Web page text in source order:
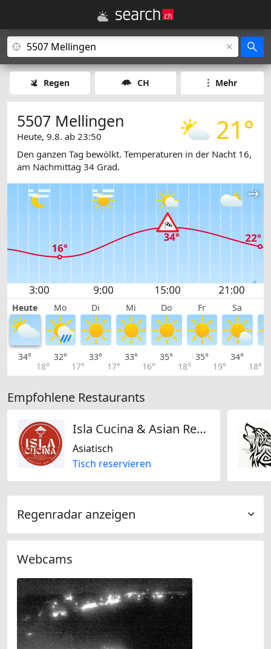
Regen CH Mehr
21°
5507 Mellingen
Heute, 9.8. ab 23:50
Den ganzen Tag bewölkt. Temperaturen in der Nacht 16,
am Nachmittag 34 Grad.
Heute Mo Di Mi Do Fr Sa
34°
18°
32°
17°
33°
17°
33°
16°
35°
18°
35°
19°
34°
18°
Empfohlene Restaurants
Isla Cucina & Asian Restaurant Ligeralde
Asiatisch
Tisch reservieren
Regenradar anzeigen
Webcams